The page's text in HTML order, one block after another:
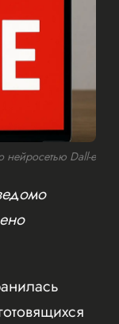
нейросетью Dall-e